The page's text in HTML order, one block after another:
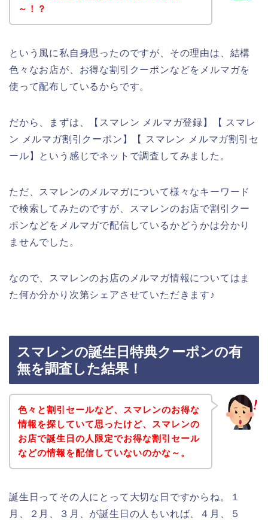
～！？
という風に私自身思ったのですが、その理由は、結構
色々なお店が、お得な割引クーポンなどをメルマガを
使って配布しているからです。
だから、まずは、【スマレン メルマガ登録】【 スマレ
ン メルマガ割引クーポン】【 スマレン メルマガ割引セ
ール】という感じでネットで調査してみました。
ただ、スマレンのメルマガについて様々なキーワード
で検索してみたのですが、スマレンのお店で割引クー
ポンなどをメルマガで配信しているかどうかは分かり
ませんでした。
なので、スマレンのお店のメルマガ情報についてはま
た何か分かり次第シェアさせていただきます♪
スマレンの誕生日特典クーポンの有
無を調査した結果！
色々と割引セールなど、スマレンのお得な
情報を探していて思ったけど、スマレンの
お店で誕生日の人限定でお得な割引セール
などの情報を配信していないのかな～。
誕生日ってその人にとって大切な日ですからね。１
月、２月、３月、が誕生日の人もいれば、４月、５